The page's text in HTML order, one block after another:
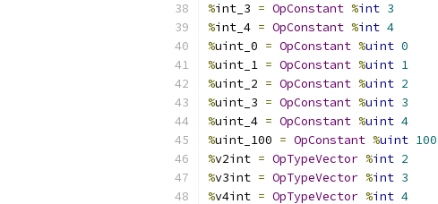
%int_3 = OpConstant %int 3
%int_4 = OpConstant %int 4
%uint_0 = OpConstant %uint 0
%uint_1 = OpConstant %uint 1
%uint_2 = OpConstant %uint 2
%uint_3 = OpConstant %uint 3
%uint_4 = OpConstant %uint 4
%uint_100 = OpConstant %uint 100
%v2int = OpTypeVector %int 2
%v3int = OpTypeVector %int 3
%v4int = OpTypeVector %int 4